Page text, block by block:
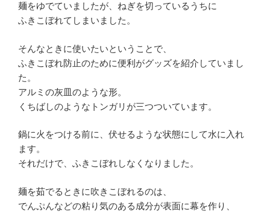
麺をゆでていましたが、ねぎを切っているうちに
ふきこぼれてしまいました。
そんなときに使いたいということで、
ふきこぼれ防止のために便利がグッズを紹介していまし
た。
アルミの灰皿のような形。
くちばしのようなトンガリが三つついています。
鍋に火をつける前に、伏せるような状態にして水に入れ
ます。
それだけで、ふきこぼれしなくなりました。
麺を茹でるときに吹きこぼれるのは、
でんぷんなどの粘り気のある成分が表面に幕を作り、